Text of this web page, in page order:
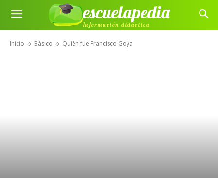
escuelapedia
Información didáctica
Inicio Básico Quién fue Francisco Goya